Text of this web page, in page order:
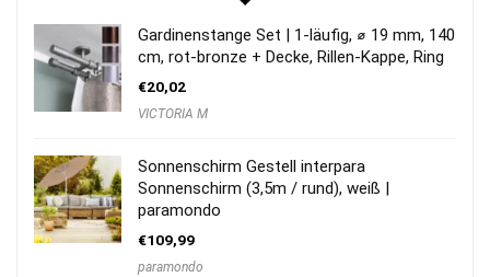
Gardinenstange Set | 1-läufig, ⌀ 19 mm, 140
cm, rot-bronze + Decke, Rillen-Kappe, Ring
€20,02
VICTORIA M
Sonnenschirm Gestell interpara
Sonnenschirm (3,5m / rund), weiß |
paramondo
€109,99
paramondo